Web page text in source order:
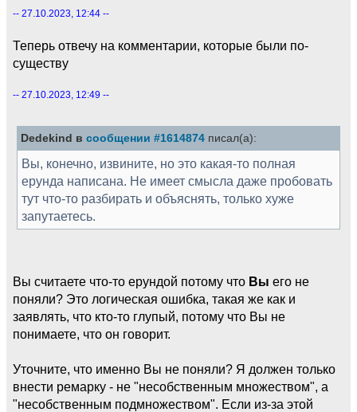
-- 27.10.2023, 12:44 --
Теперь отвечу на комментарии, которые были по-
существу
-- 27.10.2023, 12:49 --
Dedekind в сообщении #1614874 писал(а):
Вы, конечно, извините, но это какая-то полная
ерунда написана. Не имеет смысла даже пробовать
тут что-то разбирать и объяснять, только хуже
запутаетесь.
Вы считаете что-то ерундой потому что Вы его не
поняли? Это логическая ошибка, такая же как и
заявлять, что кто-то глупый, потому что Вы не
понимаете, что он говорит.
Уточните, что именно Вы не поняли? Я должен только
внести ремарку - не "несобственным множеством", а
"несобственным подмножеством". Если из-за этой